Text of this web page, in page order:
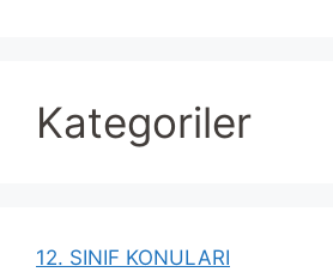
Kategoriler
12. SINIF KONULARI